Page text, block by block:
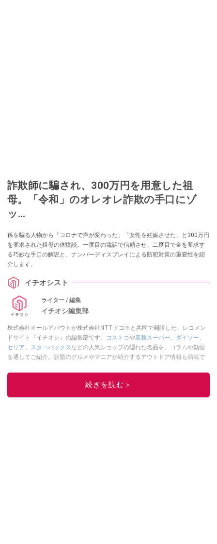
詐欺師に騙され、300万円を用意した祖
母。「令和」のオレオレ詐欺の手口にゾ
ッ…
孫を騙る人物から「コロナで声が変わった」「女性を妊娠させた」と300万円
を要求された祖母の体験談。一度目の電話で信頼させ、二度目で金を要求す
る巧妙な手口の解説と、ナンバーディスプレイによる防犯対策の重要性を紹
介します。
イチオシスト
ライター / 編集
イチオシ編集部
株式会社オールアバウトが株式会社NTTドコモと共同で開設した、レコメン
ドサイト『イチオシ』の編集部です。
コストコや業務スーパー、 ダイソー、
セリア、 スターバックスなどの人気ショップの隠れた名品を、コラムや動画
を通してご紹介。話題のグルメやマニアが紹介するアウトドア情報も満載で
レビューしています。毎日トレンド情報をお届けしているので、ぜひ
してください！続きを読む＞